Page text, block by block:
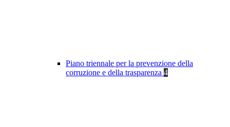
Piano triennale per la prevenzione della
corruzione e della trasparenza 4